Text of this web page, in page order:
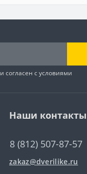
и согласен с условиями
Наши контакты
8 (812) 507-87-57
zakaz@dverilike.ru